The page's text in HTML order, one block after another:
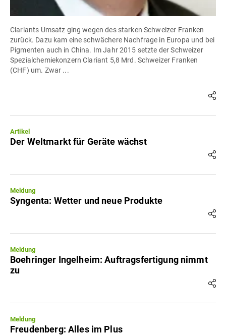
Clariants Umsatz ging wegen des starken Schweizer Franken
zurück. Dazu kam eine schwächere Nachfrage in Europa und bei
Pigmenten auch in China. Im Jahr 2015 setzte der Schweizer
Spezialchemiekonzern Clariant 5,8 Mrd. Schweizer Franken
(CHF) um. Zwar ...
Artikel
Der Weltmarkt für Geräte wächst
Meldung
Syngenta: Wetter und neue Produkte
Meldung
Boehringer Ingelheim: Auftragsfertigung nimmt
zu
Meldung
Freudenberg: Alles im Plus